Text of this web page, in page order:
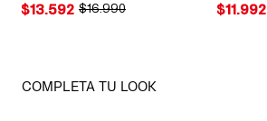
ORIGINAL PRICE:
$16.990
PRICE:
$13.592 PRICE:
$11.992
COMPLETA TU LOOK